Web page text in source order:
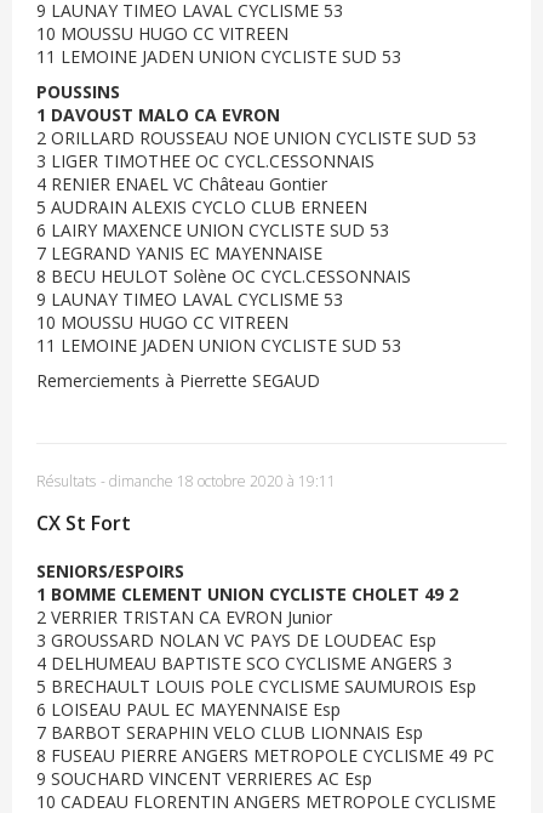
9 LAUNAY TIMEO LAVAL CYCLISME 53
10 MOUSSU HUGO CC VITREEN
11 LEMOINE JADEN UNION CYCLISTE SUD 53
POUSSINS
1 DAVOUST MALO CA EVRON
2 ORILLARD ROUSSEAU NOE UNION CYCLISTE SUD 53
3 LIGER TIMOTHEE OC CYCL.CESSONNAIS
4 RENIER ENAEL VC Château Gontier
5 AUDRAIN ALEXIS CYCLO CLUB ERNEEN
6 LAIRY MAXENCE UNION CYCLISTE SUD 53
7 LEGRAND YANIS EC MAYENNAISE
8 BECU HEULOT Solène OC CYCL.CESSONNAIS
9 LAUNAY TIMEO LAVAL CYCLISME 53
10 MOUSSU HUGO CC VITREEN
11 LEMOINE JADEN UNION CYCLISTE SUD 53
Remerciements à Pierrette SEGAUD
Résultats - dimanche 18 octobre 2020 à 19:11
CX St Fort
SENIORS/ESPOIRS
1 BOMME CLEMENT UNION CYCLISTE CHOLET 49 2
2 VERRIER TRISTAN CA EVRON Junior
3 GROUSSARD NOLAN VC PAYS DE LOUDEAC Esp
4 DELHUMEAU BAPTISTE SCO CYCLISME ANGERS 3
5 BRECHAULT LOUIS POLE CYCLISME SAUMUROIS Esp
6 LOISEAU PAUL EC MAYENNAISE Esp
7 BARBOT SERAPHIN VELO CLUB LIONNAIS Esp
8 FUSEAU PIERRE ANGERS METROPOLE CYCLISME 49 PC
9 SOUCHARD VINCENT VERRIERES AC Esp
10 CADEAU FLORENTIN ANGERS METROPOLE CYCLISME